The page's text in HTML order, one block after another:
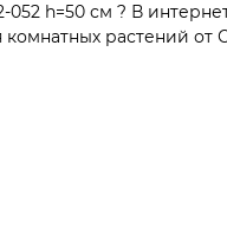
h=50 см ? В
растений от